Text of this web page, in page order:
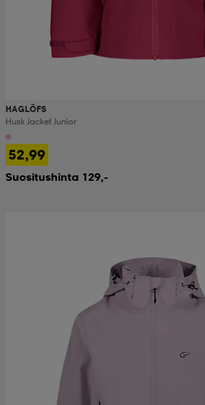
HAGLÖFS
Husk Jacket Junior
52,99
Suositushinta 129,-